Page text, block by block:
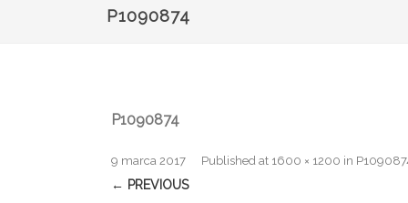
P1090874
P1090874
Published
9 marca 2017 at 1600 × 1200 in
← PREVIOUS